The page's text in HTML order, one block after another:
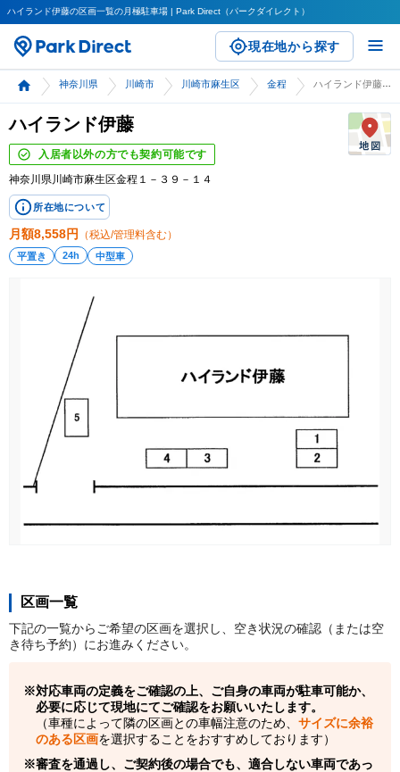
ハイランド伊藤の区画一覧の月極駐車場 | Park Direct（パークダイレクト）
現在地から探す
神奈川県 川崎市 川崎市麻生区 金程
ハイランド伊藤
入居者以外の方でも契約可能です
神奈川県川崎市麻生区金程１－３９－１４
所在地について
月額8,558円 （税込/管理料含む）
平置き 24h 中型車
区画一覧
下記の一覧からご希望の区画を選択し、空き状況の確認（または空
き待ち予約）にお進みください。
対応車両の定義をご確認の上、ご自身の車両が駐車可能か、
必要に応じて現地にてご確認をお願いいたします。
（車種によって隣の区画との車幅注意のため、 サイズに余裕
のある区画を選択することをおすすめしております）
審査を通過し、ご契約後の場合でも、適合しない車両であっ